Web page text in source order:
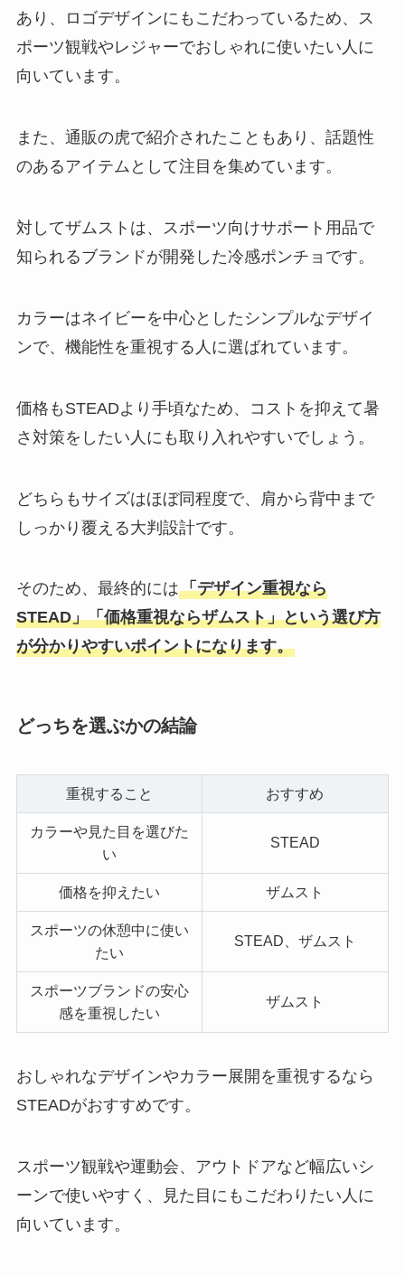
あり、ロゴデザインにもこだわっているため、ス
ポーツ観戦やレジャーでおしゃれに使いたい人に
向いています。
また、通販の虎で紹介されたこともあり、話題性
のあるアイテムとして注目を集めています。
対してザムストは、スポーツ向けサポート用品で
知られるブランドが開発した冷感ポンチョです。
カラーはネイビーを中心としたシンプルなデザイ
ンで、機能性を重視する人に選ばれています。
価格もSTEADより手頃なため、コストを抑えて暑
さ対策をしたい人にも取り入れやすいでしょう。
どちらもサイズはほぼ同程度で、肩から背中まで
しっかり覆える大判設計です。
そのため、最終的には「デザイン重視なら
STEAD」「価格重視ならザムスト」という選び方
が分かりやすいポイントになります。
どっちを選ぶかの結論
重視すること おすすめ
カラーや見た目を選びた
い
STEAD
価格を抑えたい ザムスト
スポーツの休憩中に使い
たい
STEAD、ザムスト
スポーツブランドの安心
感を重視したい
ザムスト
おしゃれなデザインやカラー展開を重視するなら
STEADがおすすめです。
スポーツ観戦や運動会、アウトドアなど幅広いシ
ーンで使いやすく、見た目にもこだわりたい人に
向いています。